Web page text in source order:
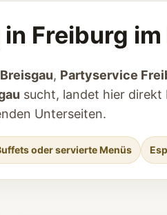
Freiburg
, Partyservice
sucht, landet hier direkt
Unterseiten.
oder servierte Menüs